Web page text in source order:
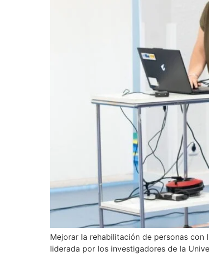
Mejorar la rehabilitación de personas
liderada por los investigadores de la